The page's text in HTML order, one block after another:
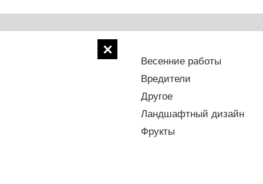
Весенние работы
Вредители
Другое
Ландшафтный дизайн
Фрукты